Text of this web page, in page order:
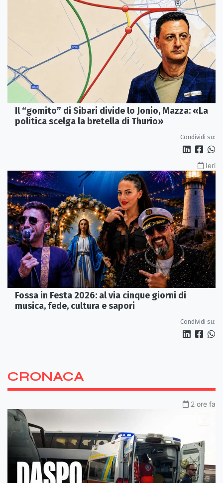
Il “gomito” di Sibari divide lo Jonio, Mazza: «La
politica scelga la bretella di Thurio»
Condividi su:
Ieri
Fossa in Festa 2026: al via cinque giorni di
musica, fede, cultura e sapori
Condividi su:
CRONACA
2 ore fa